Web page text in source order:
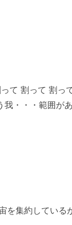
て 割って 割っ
・・・範囲が
を集約している